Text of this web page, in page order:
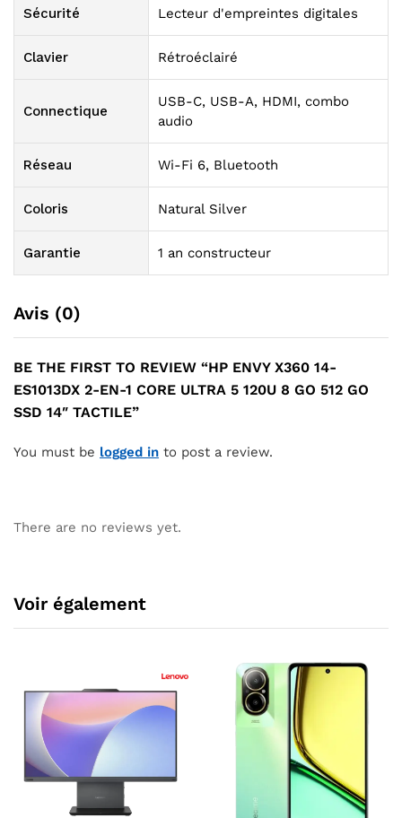
Sécurité Lecteur d'empreintes digitales
Clavier Rétroéclairé
Connectique
USB-C, USB-A, HDMI, combo
audio
Réseau Wi-Fi 6, Bluetooth
Coloris Natural Silver
Garantie 1 an constructeur
Avis (0)
BE THE FIRST TO REVIEW “HP ENVY X360 14-
ES1013DX 2-EN-1 CORE ULTRA 5 120U 8 GO 512 GO
SSD 14″ TACTILE”
You must be logged in to post a review.
There are no reviews yet.
Voir également